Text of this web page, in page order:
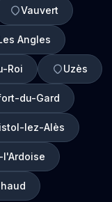
Vauvert
Angles
Roi Uzès
du-Gard
lez-Alès
l'Ardoise